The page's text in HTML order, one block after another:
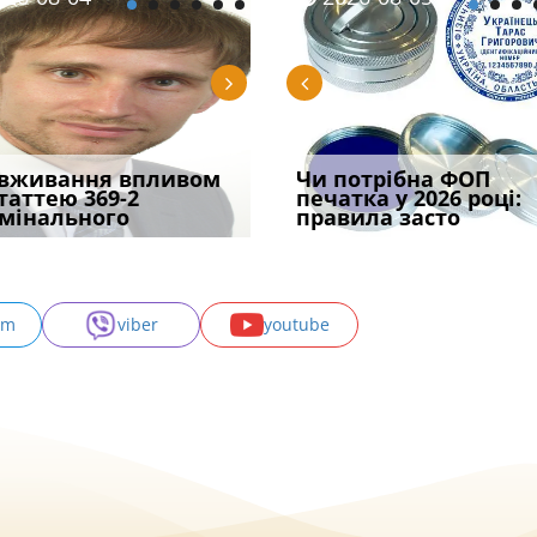
військової
за ігн
Чоловік помер, але
позика залишилася: як
фраза «на
впливом
369-2
Переоформлення
відстрочки за іншою
підставою: нов
під час
стану: як діяти
Чи потрібна ФОП
печатка у 2026 році:
правила засто
При зарахуванні в
покарання днів
тримання пі
viber youtube